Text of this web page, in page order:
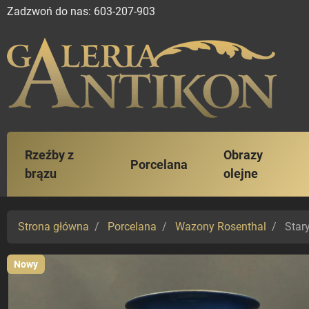
Zadzwoń do nas: 603-207-903
Rzeźby z
brązu
Porcelana
Obrazy
olejne
Strona główna Porcelana Wazony Rosenthal
Nowy